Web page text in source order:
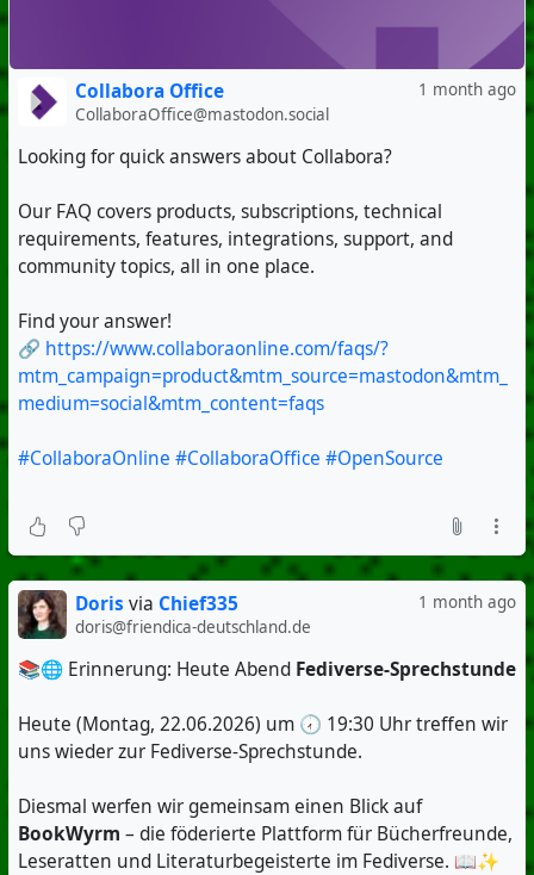
1 month ago
Collabora Office
CollaboraOffice@mastodon.social
Looking for quick answers about Collabora?
Our FAQ covers products, subscriptions, technical
requirements, features, integrations, support, and
community topics, all in one place.
Find your answer!
🔗 https://www.collaboraonline.com/faqs/?
mtm_campaign=product&mtm_source=mastodon&mtm_
medium=social&mtm_content=faqs
#CollaboraOnline #CollaboraOffice #OpenSource
1 month ago
Doris via Chief335
doris@friendica-deutschland.de
📚🌐 Erinnerung: Heute Abend Fediverse-Sprechstunde
Heute (Montag, 22.06.2026) um 🕢 19:30 Uhr treffen wir
uns wieder zur Fediverse-Sprechstunde.
Diesmal werfen wir gemeinsam einen Blick auf
BookWyrm – die föderierte Plattform für Bücherfreunde,
Leseratten und Literaturbegeisterte im Fediverse. 📖✨